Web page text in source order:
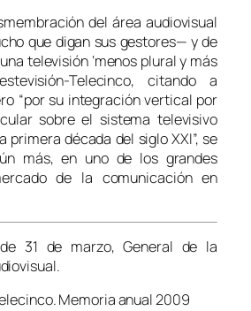
del área audiovisual
que digan sus gestores— y de
televisión ‘menos plural y más
Telecinco, citando a
“por su integración vertical por
sobre el sistema televisivo
primera década del siglo XXI”, se
más, en uno de los grandes
de la comunicación en
31 de marzo, General de la
Memoria anual 2009